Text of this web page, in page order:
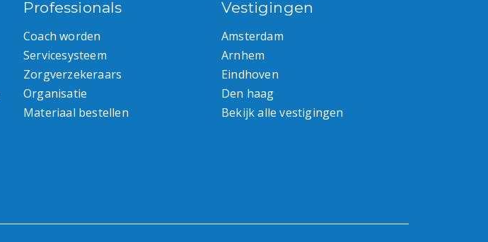
Professionals
Coach worden
Servicesysteem
Zorgverzekeraars
Organisatie
Materiaal bestellen
Vestigingen
Amsterdam
Arnhem
Eindhoven
Den haag
Bekijk alle vestigingen